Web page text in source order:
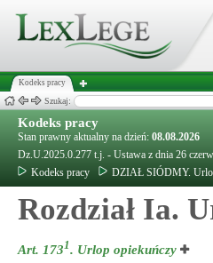
Kodeks pracy
Szukaj:
Kodeks pracy
Stan prawny aktualny na dzień: 08.08.2026
Dz.U.2025.0.277 t.j. - Ustawa z dnia 26
Kodeks pracy
DZIAŁ SIÓDMY.
Rozdział Ia.
Art. 1731. Urlop opiekuńczy